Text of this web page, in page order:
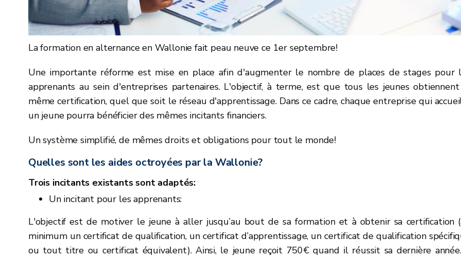
La formation en alternance en Wallonie fait peau neuve ce 1er septembre!
Une importante réforme est mise en place afin d'augmenter le nombre de places de stages pour
apprenants au sein d'entreprises partenaires. L'objectif, à terme, est que tous les jeunes
même certification, quel que soit le réseau d'apprentissage. Dans ce cadre, chaque entreprise qui
un jeune pourra bénéficier des mêmes incitants financiers.
Un système simplifié, de mêmes droits et obligations pour tout le monde!
Quelles sont les aides octroyées par la Wallonie?
Trois incitants existants sont adaptés:
Un incitant pour les apprenants:
L'objectif est de motiver le jeune à aller jusqu’au bout de sa formation et à obtenir sa certification
minimum un certificat de qualification, un certificat d’apprentissage, un certificat de qualification
ou tout titre ou certificat équivalent). Ainsi, le jeune reçoit 750€ quand il réussit sa dernière